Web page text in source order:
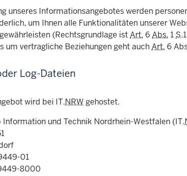
unseres Informationsangebotes werden
um Ihnen alle Funktionalitäten unserer
(Rechtsgrundlage istArt. 6Abs. 1 S.1
um vertragliche Beziehungen geht auchArt. 6
Log-Dateien
wird bei IT.NRWgehostet.
und Technik Nordrhein-Westfalen (IT.
01
8000